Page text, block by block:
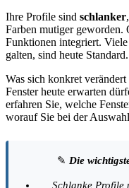
Ihre Profile sind schlanker
Farben mutiger
Funktionen integriert.
galten, sind heute Standard.
Was sich konkret
Fenster heute erwarten
erfahren Sie, welche
worauf Sie bei der
✎ Die
Schlanke Profile